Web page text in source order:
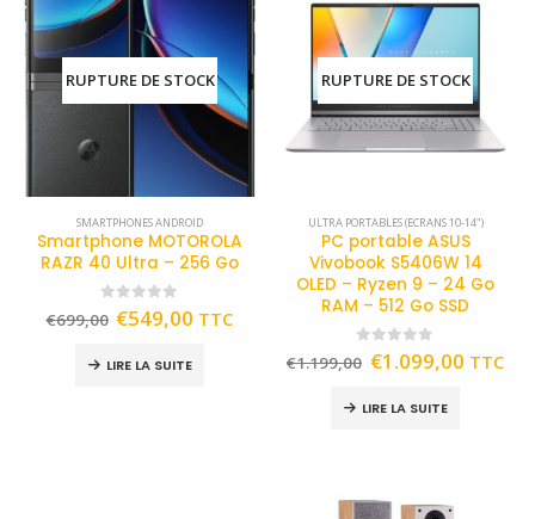
RUPTURE DE STOCK
SMARTPHONES ANDROID
Smartphone MOTOROLA
RAZR 40 Ultra – 256 Go
out of 5
€699,00 €549,00 TTC
LIRE LA SUITE
RUPTURE DE STOCK
ULTRA PORTABLES (ECRANS 10-14")
PC portable ASUS
Vivobook S5406W 14
OLED – Ryzen 9 – 24 Go
RAM – 512 Go SSD
out of 5
€1.199,00 €1.099,00 TTC
LIRE LA SUITE